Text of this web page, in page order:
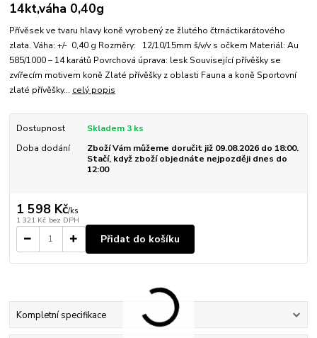
14kt,váha 0,40g
Přívěsek ve tvaru hlavy koně vyrobený ze žlutého čtrnáctikarátového
zlata. Váha: +/- 0,40 g Rozměry: 12/10/15mm š/v/v s očkem Materiál: Au
585/1000 – 14 karátů Povrchová úprava: lesk Související přívěšky se
zvířecím motivem koně Zlaté přívěšky z oblasti Fauna a koně Sportovní
zlaté přívěšky... celý popis
Dostupnost
Skladem 3 ks
Doba dodání
Zboží Vám můžeme doručit již 09.08.2026 do 18:00.
Stačí, když zboží objednáte nejpozději dnes do
12:00
1 598 Kč/ks
1 321 Kč bez DPH
Přidat do košíku
Kompletní specifikace